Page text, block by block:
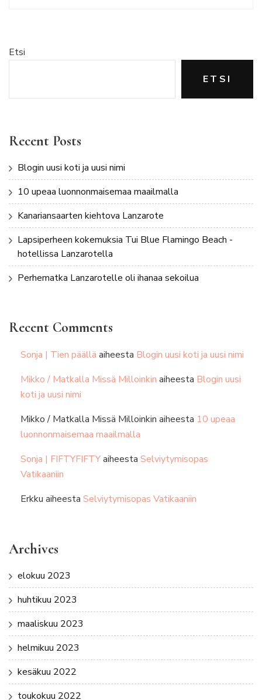
Etsi
ETSI
Recent Posts
Blogin uusi koti ja uusi nimi
10 upeaa luonnonmaisemaa maailmalla
Kanariansaarten kiehtova Lanzarote
Lapsiperheen kokemuksia Tui Blue Flamingo Beach -
hotellissa Lanzarotella
Perhematka Lanzarotelle oli ihanaa sekoilua
Recent Comments
Sonja | Tien päällä aiheesta Blogin uusi koti ja uusi nimi
Mikko / Matkalla Missä Milloinkin aiheesta Blogin uusi
koti ja uusi nimi
Mikko / Matkalla Missä Milloinkin aiheesta 10 upeaa
luonnonmaisemaa maailmalla
Sonja | FIFTYFIFTYaiheesta Selviytymisopas
Vatikaaniin
Erkku aiheesta Selviytymisopas Vatikaaniin
Archives
elokuu 2023
huhtikuu 2023
maaliskuu 2023
helmikuu 2023
kesäkuu 2022
toukokuu 2022